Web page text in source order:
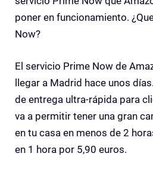
poner en funcionamiento.
Now?
El servicio Prime Now de
llegar a Madrid hace unos
de entrega ultra-rápida para
va a permitir tener una gran
en tu casa en menos de 2
en 1 hora por 5,90 euros.